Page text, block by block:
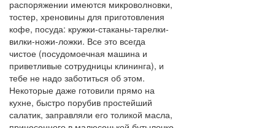
распоряжении имеются микроволновки,
тостер, хреновины для приготовления
кофе, посуда: кружки-стаканы-тарелки-
вилки-ножи-ложки. Все это всегда
чистое (посудомоечная машина и
приветливые сотрудницы клининга), и
тебе не надо заботиться об этом.
Некоторые даже готовили прямо на
кухне, быстро порубив простейший
салатик, заправляли его толикой масла,